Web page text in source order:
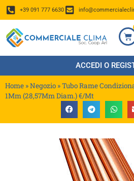
+39 091 777 6630
ACCEDI O
Home »Negozio »Tubo Rame
1Mm (28,57Mm Diam.) €/Mt